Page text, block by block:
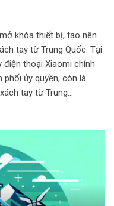
khóa thiết bị, tạo nên
tay từ Trung Quốc. Tại
điện thoại Xiaomi chính
phối ủy quyền, còn là
tay từ Trung…